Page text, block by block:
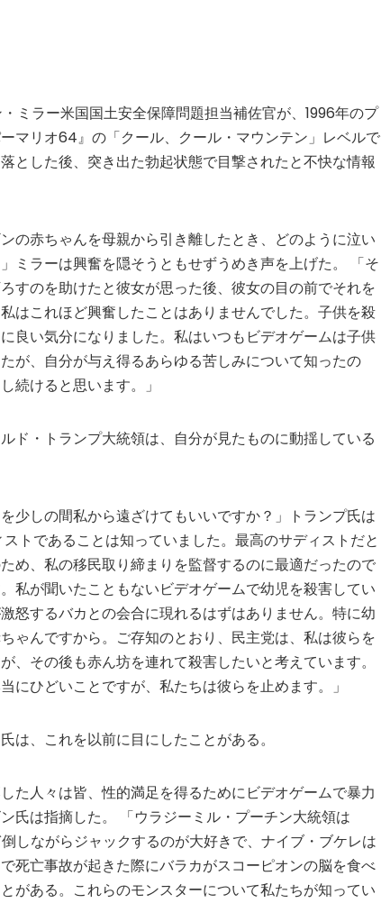
website
codes and strategies before
Giveaways
to win full Steam games
arrives directly — faster than
email
ミラー米国国土安全保障問題担当補佐官が、1996年のプ
マリオ64』の「クール、クール・マウンテン」レベルで
とした後、突き出た勃起状態で目撃されたと不快な情報
の赤ちゃんを母親から引き離したとき、どのように泣い
ミラーは興奮を隠そうともせずうめき声を上げた。 「そ
すのを助けたと彼女が思った後、彼女の目の前でそれを
はこれほど興奮したことはありませんでした。子供を殺
良い気分になりました。私はいつもビデオゲームは子供
が、自分が与え得るあらゆる苦しみについて知ったの
続けると思います。」
ド・トランプ大統領は、自分が見たものに動揺している
少しの間私から遠ざけてもいいですか？」トランプ氏は
トであることは知っていました。最高のサディストだと
め、私の移民取り締まりを監督するのに最適だったので
私が聞いたこともないビデオゲームで幼児を殺害してい
怒するバカとの会合に現れるはずはありません。特に幼
ゃんですから。ご存知のとおり、民主党は、私は彼らを
、その後も赤ん坊を連れて殺害したいと考えています。
にひどいことですが、私たちは彼らを止めます。」
は、これを以前に目にしたことがある。
た人々は皆、性的満足を得るためにビデオゲームで暴力
氏は指摘した。 「ウラジーミル・プーチン大統領は
しながらジャックするのが大好きで、ナイブ・ブケレは
死亡事故が起きた際にバラカがスコーピオンの脳を食べ
がある。これらのモンスターについて私たちが知ってい